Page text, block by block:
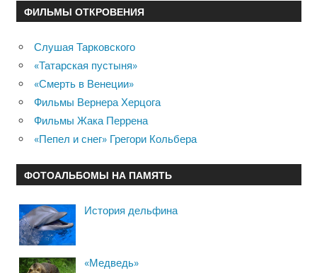
ФИЛЬМЫ ОТКРОВЕНИЯ
Слушая Тарковского
«Татарская пустыня»
«Смерть в Венеции»
Фильмы Вернера Херцога
Фильмы Жака Перрена
«Пепел и снег» Грегори Кольбера
ФОТОАЛЬБОМЫ НА ПАМЯТЬ
История дельфина
«Медведь»